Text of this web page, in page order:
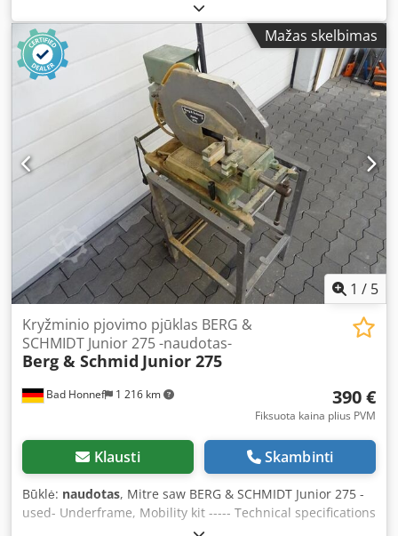
Mažas skelbimas
1 / 5
Bad Honnef 1 216 km
Kryžminio pjovimo pjūklas BERG &
SCHMIDT Junior 275 -naudotas-
Berg & Schmid Junior 275
390 €
Fiksuota kaina plius PVM
Klausti Skambinti
Būklė: naudotas, Mitre saw BERG & SCHMIDT Junior 275 -
used- Underframe, Mobility kit ----- Technical specifications
----- Cutting height: 60 mm, Cedpfju R S I Hox Ai Ajrf